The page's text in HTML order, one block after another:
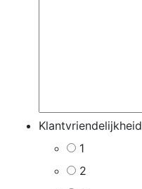
Klantvriendelijkheid
1
2